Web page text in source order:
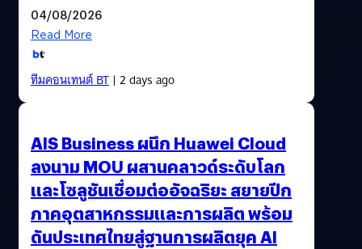
04/08/2026
Read More
ทีมคอนเทนต์ BT| 2 days ago
AIS Business ผนึก Huawei Cloud
ลงนาม MOU ผสานคลาวด์ระดับโลก
และโซลูชันเชื่อมต่ออัจฉริยะ สยายปีก
ภาคอุตสาหกรรมและการผลิต พร้อม
ดันประเทศไทยสู่ฐานการผลิตยุค AI